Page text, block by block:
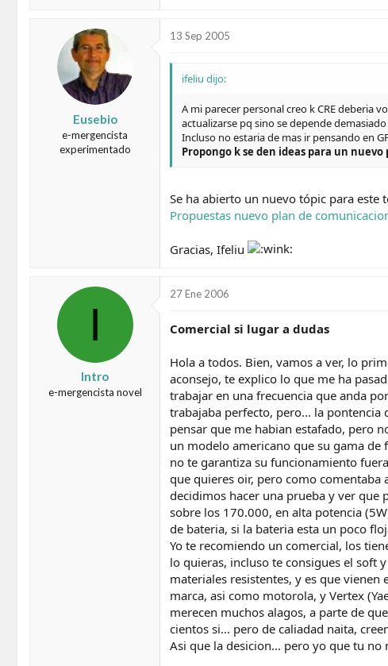
Eusebio
e-mergencista
experimentado
13 Sep 2005
ifeliu dijo:
A mi parecer personal creo k CRE deberia
actualizarse pq sino se depende
Incluso no estaria de mas ir pensando en
Propongo k se den ideas para un
Se ha abierto un nuevo tópic para este
Propuestas nuevo plan de
Gracias, Ifeliu
I
Intro
e-mergencista novel
27 Ene 2006
Comercial si lugar a dudas
Hola a todos. Bien, vamos a ver, lo
aconsejo, te explico lo que me ha
trabajar en una frecuencia que anda
trabajaba perfecto, pero... la pontencia
pensar que me habian estafado, pero
un modelo americano que su gama de
no te garantiza su funcionamiento
que quieres oir, pero como
decidimos hacer una prueba y ver que
sobre los 170.000, en alta potencia
de bateria, si la bateria esta un poco
Yo te recomiendo un comercial, los
lo quieras, incluso te consigues el soft
materiales resistentes, y es que
marca, asi como motorola, y Vertex
merecen muchos alagos, a parte de
cientos si... pero de caliadad naita,
Asi que la desicion... pero yo que tu no